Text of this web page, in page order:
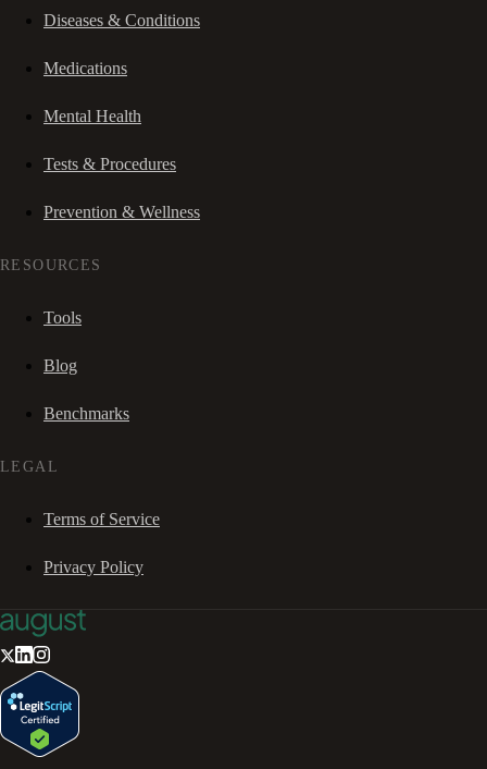
Diseases & Conditions
Medications
Mental Health
Tests & Procedures
Prevention & Wellness
RESOURCES
Tools
Blog
Benchmarks
LEGAL
Terms of Service
Privacy Policy